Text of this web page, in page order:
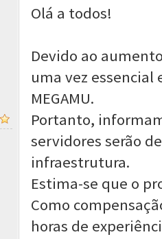
Olá a todos!
Devido ao
uma vez essencial
MEGAMU.
Portanto,
servidores serão
infraestrutura.
Estima-se que o
Como
horas de